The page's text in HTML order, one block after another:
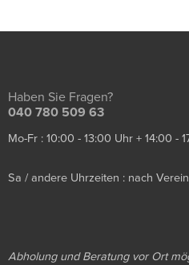
Haben Sie Fragen?
040 780 509 63
Mo-Fr : 10:00 - 13:00 Uhr + 14:00 -
Sa / andere Uhrzeiten : nach
Abholung und Beratung vor Ort